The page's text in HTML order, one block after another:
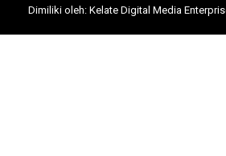
Dimiliki oleh: Kelate Digital Media